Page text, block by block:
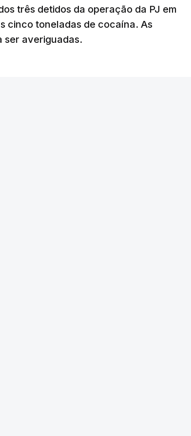
os modelos preenchidos pelos alunos com
reapreciação, ou os documentos que os
três detidos da operação da PJ em
cinco toneladas de cocaína. As
ser averiguadas.